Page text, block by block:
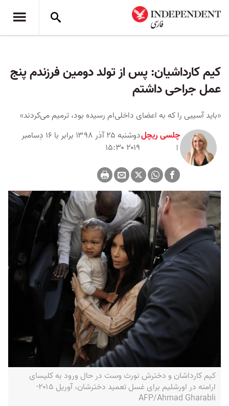
کیم کارداشیان: پس از تولد دومین فرزندم پنج
عمل جراحی داشتم
«باید آسیبی را که به اعضای داخلی‌ام رسیده بود، ترمیم می‌کردند»
چلسی ریچل
دوشنبه ۲۵ آذر ۱۳۹۸ برابر با ۱۶ دِسامبر
۲۰۱۹ ۱۵:۳۰
کیم کارداشان و دخترش نورث وست در حال ورود به کلیسای
ارامنه در اورشلیم برای غسل تعمید دخترشان، آوریل ۲۰۱۵-
AFP/Ahmad Gharabli